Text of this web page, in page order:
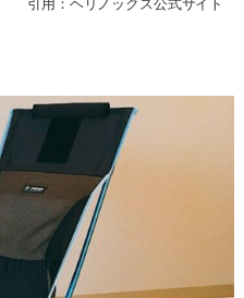
引用：ヘリノックス公式サイト